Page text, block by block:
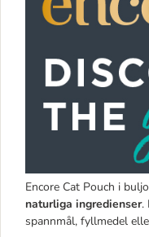
Encore Cat Pouch i
naturliga ingredienser.
spannmål, fyllmedel